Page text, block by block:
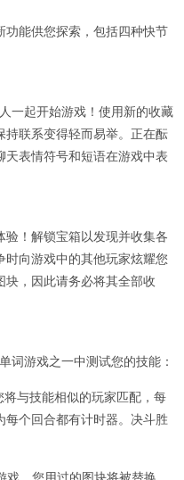
能供您探索，包括四种快节
一起开始游戏！使用新的收藏
联系变得轻而易举。正在酝
表情符号和短语在游戏中表
！解锁宝箱以发现并收集各
向游戏中的其他玩家炫耀您
，因此请务必将其全部收
词游戏之一中测试您的技能：
与技能相似的玩家匹配，每
个回合都有计时器。决斗胜
。您用过的图块将被替换，